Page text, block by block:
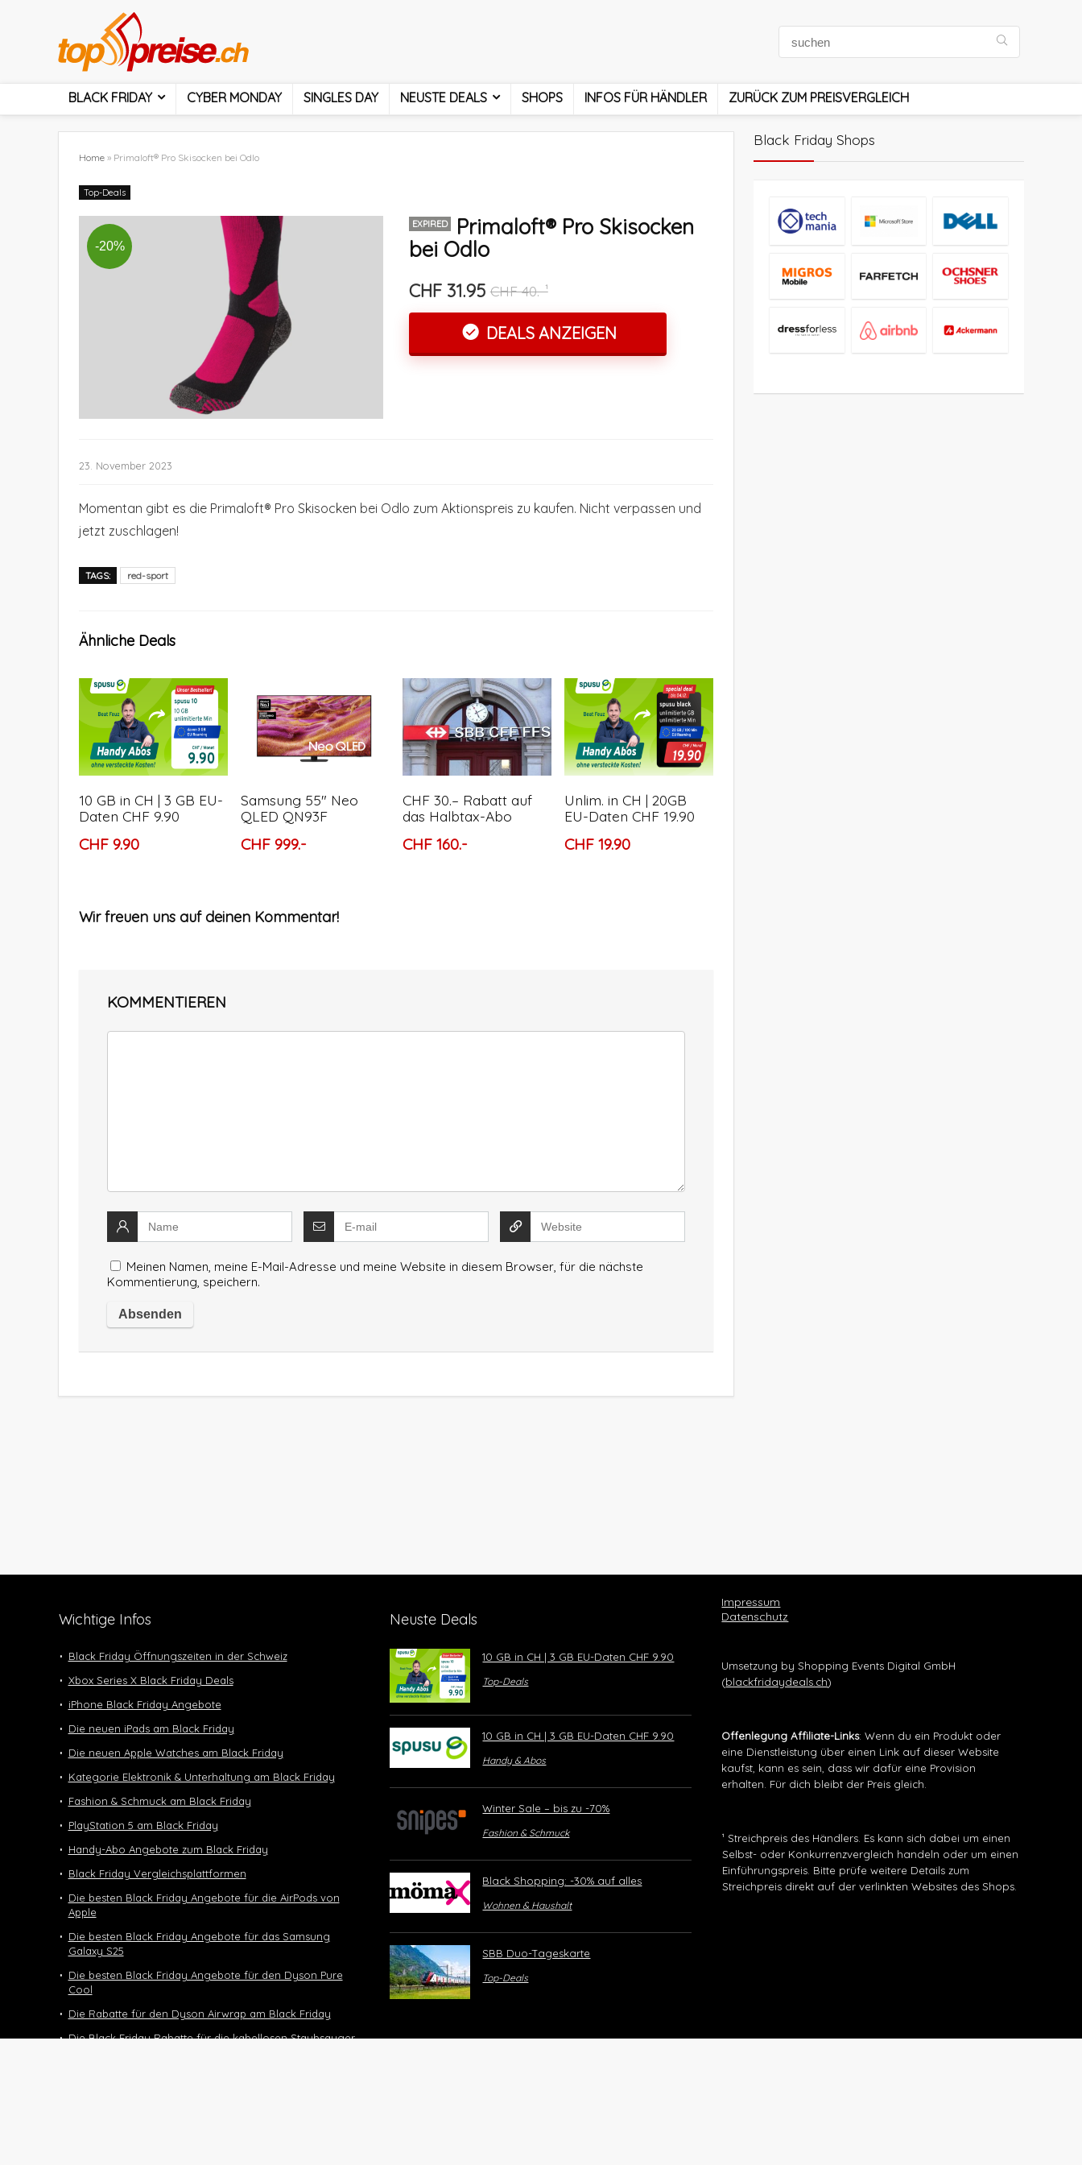
BLACK FRIDAY CYBER MONDAY SINGLES DAY NEUSTE DEALS SHOPS INFOS FÜR HÄNDLER ZURÜCK ZUM PREISVERGLEICH
Home » Primaloft® Pro Skisocken bei Odlo
Top-Deals
-20%
EXPIRED
Primaloft® Pro Skisocken
bei Odlo
CHF 31.95 CHF 40.-¹
DEALS ANZEIGEN
23. November 2023
Momentan gibt es die Primaloft® Pro Skisocken bei Odlo zum Aktionspreis zu kaufen. Nicht verpassen und
jetzt zuschlagen!
TAGS: red-sport
Ähnliche Deals
10 GB in CH | 3 GB EU-
Daten CHF 9.90
CHF 9.90
Samsung 55″ Neo
QLED QN93F
CHF 999.-
CHF 30.– Rabatt auf
das Halbtax-Abo
CHF 160.-
Unlim. in CH | 20GB
EU-Daten CHF 19.90
CHF 19.90
Wir freuen uns auf deinen Kommentar!
KOMMENTIEREN
Meinen Namen, meine E-Mail-Adresse und meine Website in diesem Browser, für die nächste
Kommentierung, speichern.
Black Friday Shops
Wichtige Infos
Black Friday Öffnungszeiten in der Schweiz
Xbox Series X Black Friday Deals
iPhone Black Friday Angebote
Die neuen iPads am Black Friday
Die neuen Apple Watches am Black Friday
Kategorie Elektronik & Unterhaltung am Black Friday
Fashion & Schmuck am Black Friday
PlayStation 5 am Black Friday
Handy-Abo Angebote zum Black Friday
Black Friday Vergleichsplattformen
Die besten Black Friday Angebote für die AirPods von
Apple
Die besten Black Friday Angebote für das Samsung
Galaxy S25
Die besten Black Friday Angebote für den Dyson Pure
Cool
Die Rabatte für den Dyson Airwrap am Black Friday
Die Black Friday Rabatte für die kabellosen Staubsauger
Neuste Deals
10 GB in CH | 3 GB EU-Daten CHF 9.90
Top-Deals
10 GB in CH | 3 GB EU-Daten CHF 9.90
Handy & Abos
Winter Sale – bis zu -70%
Fashion & Schmuck
Black Shopping: -30% auf alles
Wohnen & Haushalt
SBB Duo-Tageskarte
Top-Deals
Impressum
Datenschutz
Umsetzung by Shopping Events Digital GmbH
(blackfridaydeals.ch)
Offenlegung Affiliate-Links: Wenn du ein Produkt oder
eine Dienstleistung über einen Link auf dieser Website
kaufst, kann es sein, dass wir dafür eine Provision
erhalten. Für dich bleibt der Preis gleich.
¹ Streichpreis des Händlers. Es kann sich dabei um einen
Selbst- oder Konkurrenzvergleich handeln oder um einen
Einführungspreis. Bitte prüfe weitere Details zum
Streichpreis direkt auf der verlinkten Websites des Shops.